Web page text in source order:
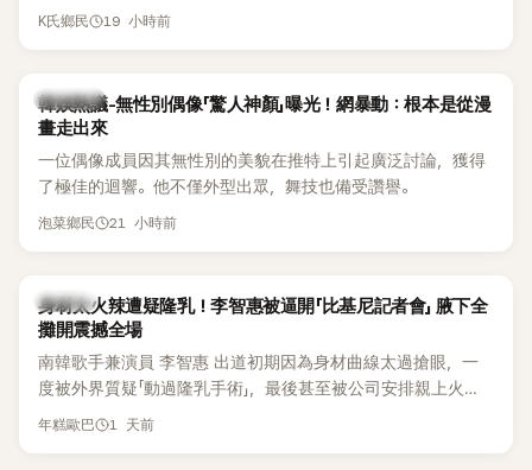
節Headliner（壓軸主秀）的K-POP女SOLO歌手，寫下全新紀
形容整場演出「就像一場豪華KTV」。
K氏鄉民 19 小時前
熱議討論
韓娛熱議-無性別偶像「驚人神顏」曝光！網暴動：根本是從漫
畫走出來
一位偶像成員因其無性別的美貌在推特上引起廣泛討論，獲得
了極佳的迴響。他不僅外型出眾，舞技也備受讚譽。
泡菜鄉民 21 小時前
K-POP
身材太火辣遭疑隆乳！李智惠被逼開「比基尼記者會」 腋下全
攤開震撼全場
南韓歌手兼演員 李智惠 出道初期因為身材曲線太過搶眼，一
度被外界質疑「動過隆乳手術」，最後甚至被公司安排親上火
線，召開前所未見的「泳裝記者會」澄清。這場記者會後來還被
年糕歐巴 1 天前